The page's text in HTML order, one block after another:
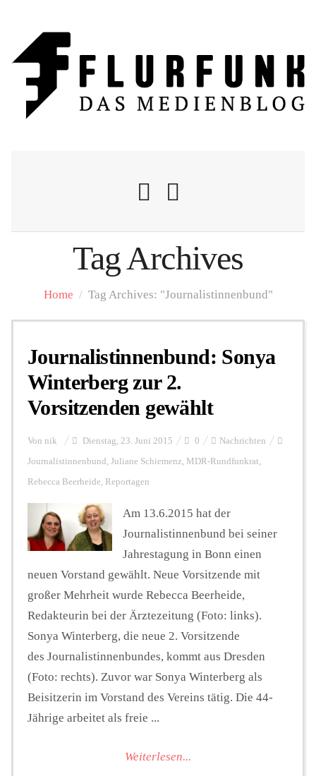
Nachrichten
Personalien
Hintergrund
FUNKTURM-Beiträge
Podcast
Seminare
Unterstützen
Tag Archives
Home / Tag Archives: "Journalistinnenbund"
Journalistinnenbund: Sonya
Winterberg zur 2.
Vorsitzenden gewählt
Von nik Dienstag, 23. Juni 2015 0 Nachrichten
Journalistinnenbund , Juliane Schiemenz, MDR-Rundfunkrat,
Rebecca Beerheide, Reportagen
Am 13.6.2015 hat der
Journalistinnenbund bei seiner
Jahrestagung in Bonn einen
neuen Vorstand gewählt. Neue Vorsitzende mit
großer Mehrheit wurde Rebecca Beerheide,
Redakteurin bei der Ärztezeitung (Foto: links).
Sonya Winterberg, die neue 2. Vorsitzende
des Journalistinnenbundes, kommt aus Dresden
(Foto: rechts). Zuvor war Sonya Winterberg als
Beisitzerin im Vorstand des Vereins tätig. Die 44-
Jährige arbeitet als freie ...
Weiterlesen...